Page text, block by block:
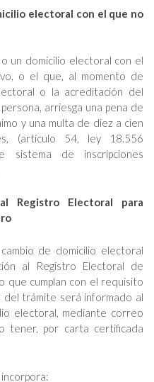
electoral con el que no
un domicilio electoral con el
o el que, al momento de
o la acreditación del
arriesga una pena de
y una multa de diez a cien
(artículo 54, ley 18.556
sistema de inscripciones
Registro Electoral para
de domicilio electoral
al Registro Electoral de
que cumplan con el requisito
del trámite será informado al
electoral, mediante correo
tener, por carta certificada